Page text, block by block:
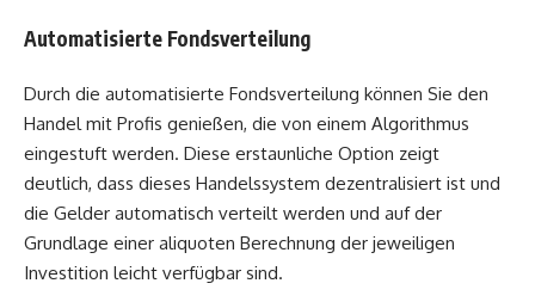
Automatisierte Fondsverteilung
Durch die automatisierte Fondsverteilung können Sie den
Handel mit Profis genießen, die von einem Algorithmus
eingestuft werden. Diese erstaunliche Option zeigt
deutlich, dass dieses Handelssystem dezentralisiert ist und
die Gelder automatisch verteilt werden und auf der
Grundlage einer aliquoten Berechnung der jeweiligen
Investition leicht verfügbar sind.